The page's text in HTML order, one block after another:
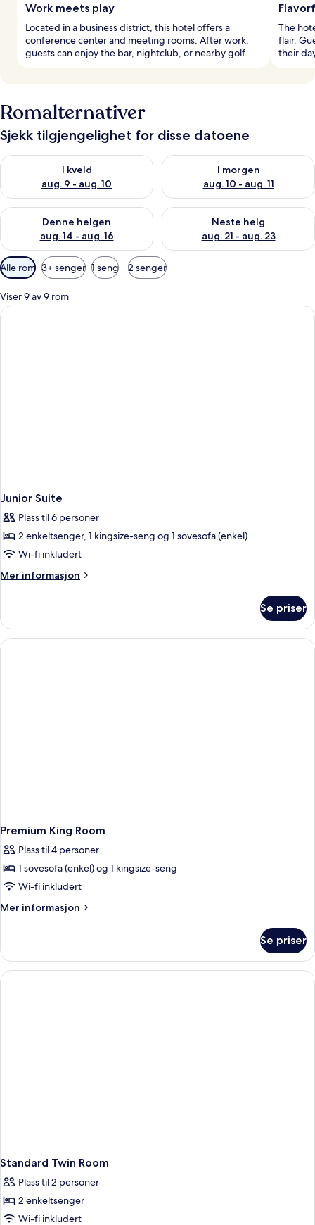
Work meets play
Located in a business district, this hotel offers a
conference center and meeting rooms. After work,
guests can enjoy the bar, nightclub, or nearby golf.
The
flair.
their
Romalternativer
Sjekk tilgjengelighet for disse datoene
I kveld
aug. 9 - aug. 10
Sjekk tilgjengelighet for i kveld, aug. 9 - aug. 10
I morgen
aug. 10 - aug. 11
Sjekk tilgjengelighet for i
Denne helgen
aug. 14 - aug. 16
Sjekk tilgjengelighet for denne helgen, aug. 14 - aug. 16
Neste helg
aug. 21 - aug. 23
Sjekk tilgjengelighet for
Tilgjengelige
filtre
for
rom
Alle rom 3+ senger 1 seng 2 senger
Viser 9 av 9 rom
Junior Suite
Plass til 6 personer
2 enkeltsenger, 1 kingsize-seng og 1 sovesofa (enkel)
Wi-fi inkludert
Mer informasjon
Mer
Suite
Se priser
Premium King Room
Plass til 4 personer
1 sovesofa (enkel) og 1 kingsize-seng
Wi-fi inkludert
Mer informasjon
Mer
King
Room
Se priser
Standard Twin Room
Plass til 2 personer
2 enkeltsenger
Wi-fi inkludert